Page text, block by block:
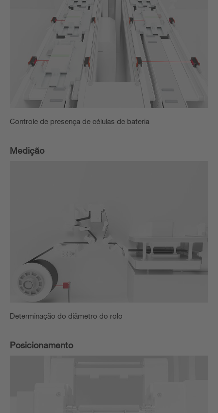
Controle de presença de células de bateria
Medição
Determinação do diâmetro do rolo
Posicionamento